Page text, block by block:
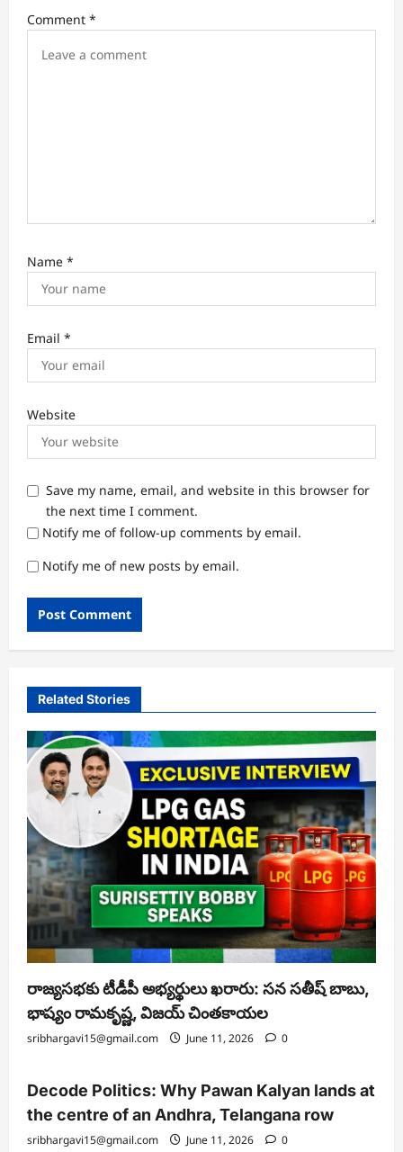
i
Comment *
Name *
Email *
Website
Save my name, email, and website in this browser for
the next time I comment.
Notify me of follow-up comments by email.
Notify me of new posts by email.
Related Stories
రాజ్యసభకు టీడీపీ అభ్యర్థులు ఖరారు: సన సతీష్ బాబు,
భాష్యం రామకృష్ణ, విజయ్ చింతకాయల
sribhargavi15@gmail.com June 11, 2026 0
Decode Politics: Why Pawan Kalyan lands at
the centre of an Andhra, Telangana row
sribhargavi15@gmail.com June 11, 2026 0